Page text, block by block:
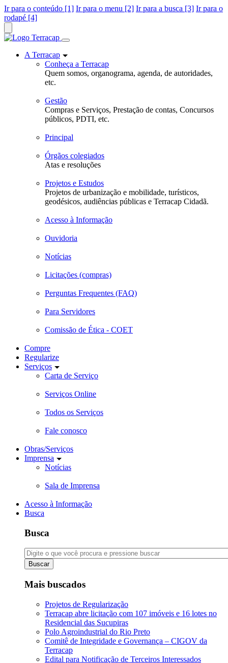
Ir para o conteúdo [1] Ir para o menu [2] Ir para a busca [3] Ir para o
rodapé [4]
A Terracap
Conheça a Terracap
Quem somos, organograma, agenda, de autoridades,
etc.
Gestão
Compras e Serviços, Prestação de contas, Concursos
públicos, PDTI, etc.
Principal
Órgãos colegiados
Atas e resoluções
Projetos e Estudos
Projetos de urbanização e mobilidade, turísticos,
geodésicos, audiências públicas e Terracap Cidadã.
Acesso à Informação
Ouvidoria
Notícias
Licitações (compras)
Perguntas Frequentes (FAQ)
Para Servidores
Comissão de Ética - COET
Compre
Regularize
Serviços
Carta de Serviço
Serviços Online
Todos os Serviços
Fale conosco
Obras/Serviços
Imprensa
Notícias
Sala de Imprensa
Acesso à Informação
Busca
Busca
Buscar
Mais buscados
Projetos de Regularização
Terracap abre licitação com 107 imóveis e 16 lotes no
Residencial das Sucupiras
Polo Agroindustrial do Rio Preto
Comitê de Integridade e Governança – CIGOV da
Terracap
Edital para Notificação de Terceiros Interessados